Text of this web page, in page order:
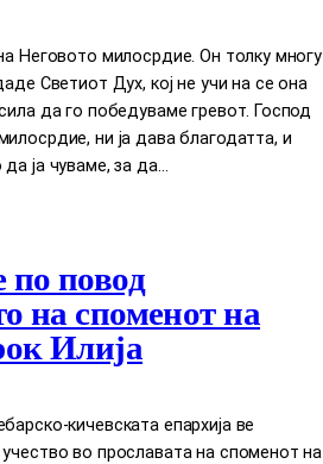
Неговото милосрдие. Он толку многу
Светиот Дух, кој нe учи на сe она
да го победуваме гревот. Господ
ни ја дава благодатта, и
ја чуваме, за да…
по повод
на споменот на
Илија
кичевската епархија ве
во прославата на споменот на